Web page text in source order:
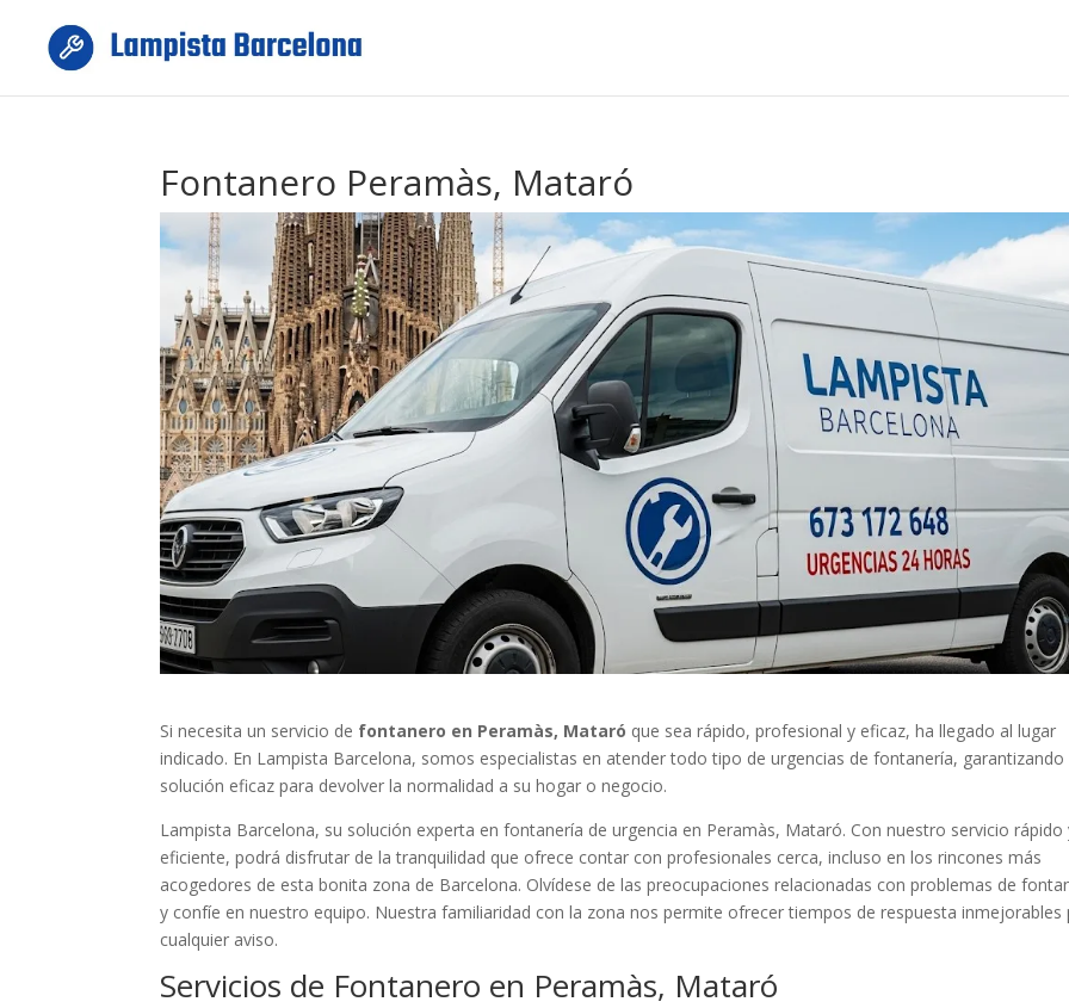
Fontanero Peramàs, Mataró
Si necesita un servicio de fontanero en Peramàs, Mataró que sea rápido, profesional y eficaz, ha llegado al lugar
indicado. En Lampista Barcelona, somos especialistas en atender todo tipo de urgencias de fontanería, garantizando
solución eficaz para devolver la normalidad a su hogar o negocio.
Lampista Barcelona, su solución experta en fontanería de urgencia en Peramàs, Mataró. Con nuestro servicio rápido
eficiente, podrá disfrutar de la tranquilidad que ofrece contar con profesionales cerca, incluso en los rincones más
acogedores de esta bonita zona de Barcelona. Olvídese de las preocupaciones relacionadas con problemas de
y confíe en nuestro equipo. Nuestra familiaridad con la zona nos permite ofrecer tiempos de respuesta inmejorables
cualquier aviso.
Servicios de Fontanero en Peramàs, Mataró